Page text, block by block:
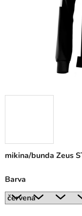
mikina/bunda Zeus
Barva